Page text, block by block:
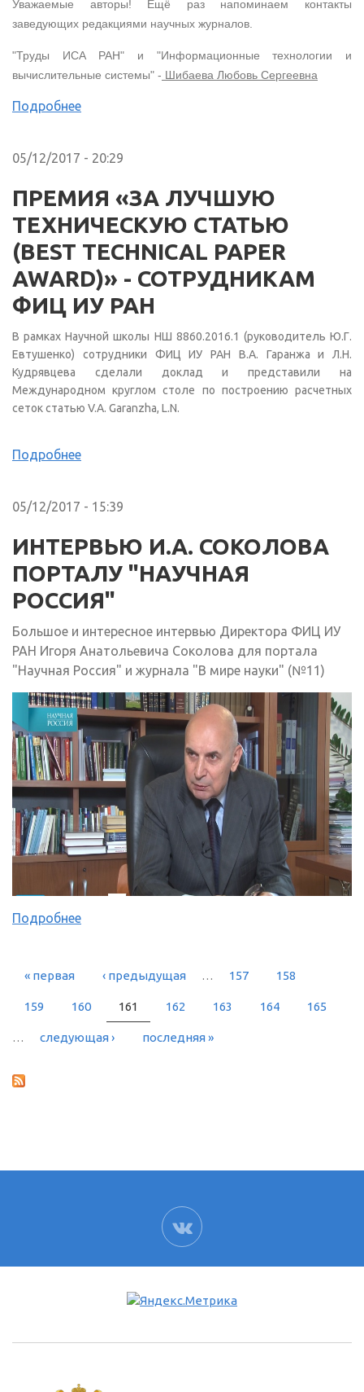
Уважаемые авторы! Ещё раз напоминаем контакты
заведующих редакциями научных журналов.
"Труды ИСА РАН" и "Информационные технологии и
вычислительные системы" - Шибаева Любовь Сергеевна
Подробнее
05/12/2017 - 20:29
ПРЕМИЯ «ЗА ЛУЧШУЮ
ТЕХНИЧЕСКУЮ СТАТЬЮ
(BEST TECHNICAL PAPER
AWARD)» - СОТРУДНИКАМ
ФИЦ ИУ РАН
В рамках Научной школы НШ 8860.2016.1 (руководитель Ю.Г.
Евтушенко) сотрудники ФИЦ ИУ РАН В.А. Гаранжа и Л.Н.
Кудрявцева сделали доклад и представили на
Международном круглом столе по построению расчетных
сеток статью V.A. Garanzha, L.N.
Подробнее
05/12/2017 - 15:39
ИНТЕРВЬЮ И.А. СОКОЛОВА
ПОРТАЛУ "НАУЧНАЯ
РОССИЯ"
Большое и интересное интервью Директора ФИЦ ИУ
РАН Игоря Анатольевича Соколова для портала
"Научная Россия" и журнала "В мире науки" (№11)
Подробнее
СТРАНИЦЫ
« первая ‹ предыдущая … 157 158
159 160 161 162 163 164 165
… следующая › последняя »
ВК